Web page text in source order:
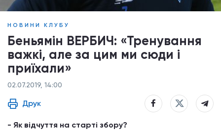
НОВИНИ КЛУБУ
Беньямін ВЕРБИЧ: «Тренування
важкі, але за цим ми сюди і
приїхали»
02.07.2019, 14:00
Друк
- Як відчуття на старті збору?